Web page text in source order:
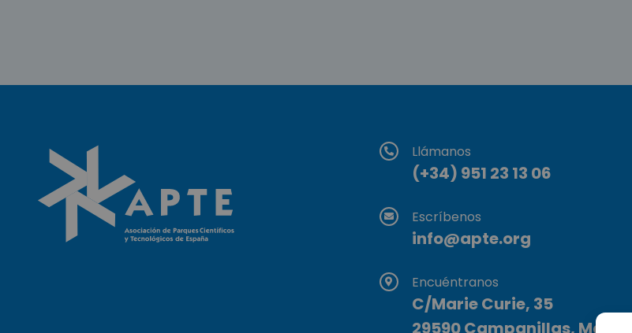
Llámanos
(+34) 951 23 13 06
Escríbenos
info@apte.org
Encuéntranos
C/Marie Curie, 35
29590 Campanillas, Málaga